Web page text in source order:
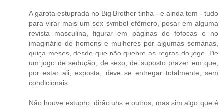
A garota estuprada no Big Brother tinha - e ainda tem - tudo
para virar mais um sex symbol efêmero, posar em alguma
revista masculina, figurar em páginas de fofocas e no
imaginário de homens e mulheres por algumas semanas,
quiça meses, desde que não quebre as regras do jogo. De
um jogo de sedução, de sexo, de suposto prazer em que,
por estar ali, exposta, deve se entregar totalmente, sem
condicionais.
Não houve estupro, dirão uns e outros, mas sim algo que é